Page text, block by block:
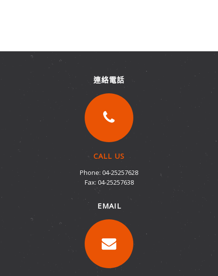
連絡電話
CALL US
Phone: 04-25257628
Fax: 04-25257638
EMAIL